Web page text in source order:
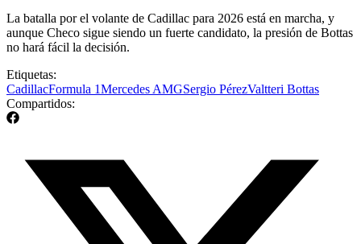
La batalla por el volante de Cadillac para 2026 está en marcha, y
aunque Checo sigue siendo un fuerte candidato, la presión de Bottas
no hará fácil la decisión.
Etiquetas:
CadillacFormula 1Mercedes AMGSergio PérezValtteri Bottas
Compartidos: